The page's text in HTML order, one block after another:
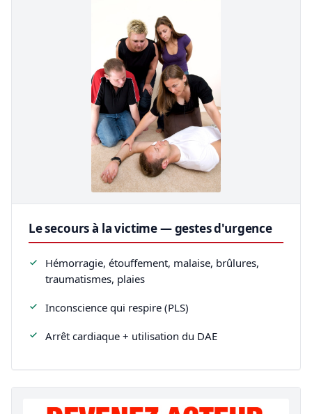
Le secours à la victime — gestes d'urgence
Hémorragie, étouffement, malaise, brûlures,
traumatismes, plaies
Inconscience qui respire (PLS)
Arrêt cardiaque + utilisation du DAE